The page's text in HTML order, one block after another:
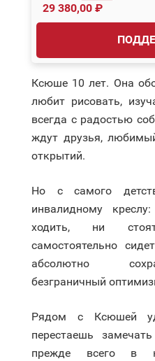
29 380,00 ₽
Ксюше 10 лет. Она
любит рисовать,
всегда с радостью
ждут друзья,
открытий.
Но с самого
инвалидному
ходить, ни
самостоятельно
абсолютно
безграничный
Рядом с Ксюшей
перестаешь
прежде всего в